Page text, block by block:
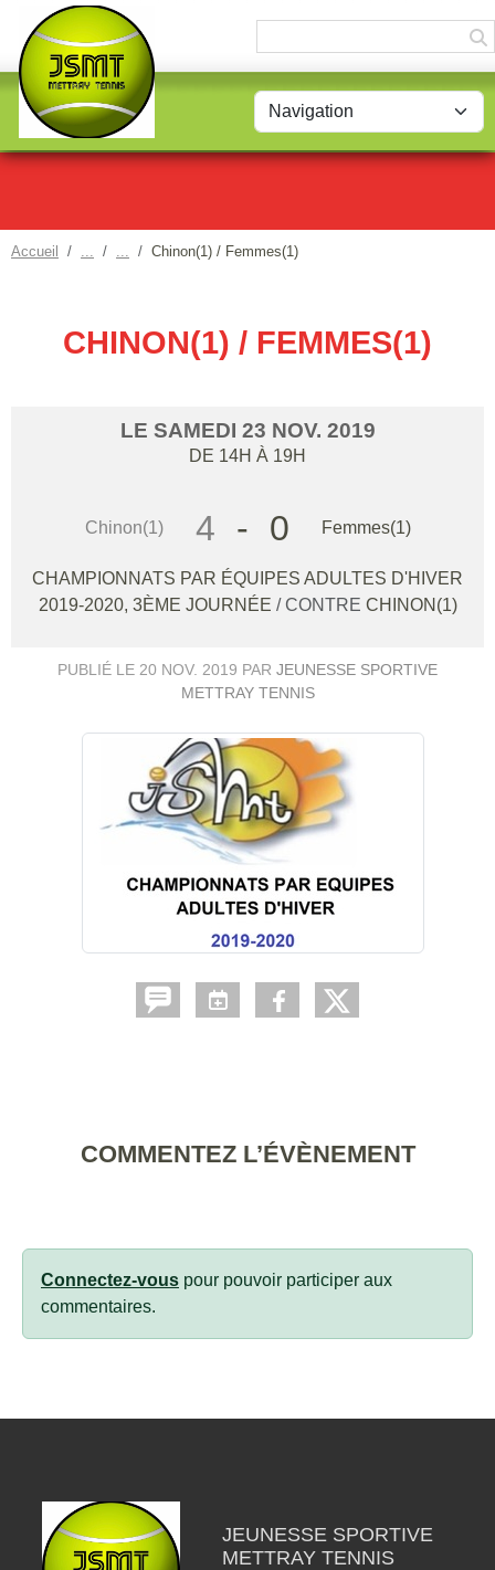
Accueil Chinon(1) / Femmes(1)
CHINON(1) / FEMMES(1)
LE SAMEDI 23 NOV. 2019
DE 14H À 19H
Chinon(1) 4 - 0 Femmes(1)
CHAMPIONNATS PAR ÉQUIPES ADULTES D'HIVER
2019-2020, 3ÈME JOURNÉE / CONTRE CHINON(1)
PUBLIÉ LE 20 NOV. 2019 PAR JEUNESSE SPORTIVE
METTRAY TENNIS
COMMENTEZ L’ÉVÈNEMENT
Connectez-vous pour pouvoir participer aux
commentaires.
JEUNESSE SPORTIVE
METTRAY TENNIS
Panneau de gestion des cookies